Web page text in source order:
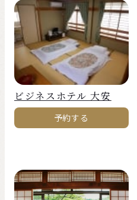
ビジネスホテル 大安
予約する